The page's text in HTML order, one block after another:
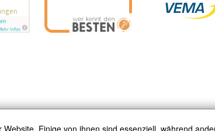
Einige von ihnen sind essenziell, während